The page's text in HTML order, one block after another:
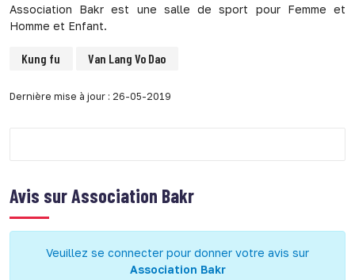
Association Bakr est une salle de sport pour Femme et
Homme et Enfant.
Kung fu Van Lang Vo Dao
Dernière mise à jour : 26-05-2019
Avis surAssociation Bakr
Veuillez se connecter pour donner votre avis sur
Association Bakr